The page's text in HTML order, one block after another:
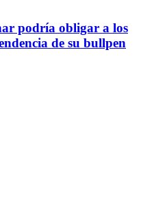
podría obligar a los
de su bullpen